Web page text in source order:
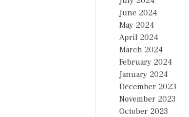
June 2024
May 2024
April 2024
March 2024
February 2024
January 2024
December 2023
November 2023
October 2023